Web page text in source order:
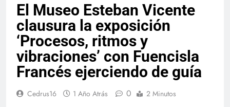
El Museo Esteban Vicente
clausura la exposición
‘Procesos, ritmos y
vibraciones’ con Fuencisla
Francés ejerciendo de guía
Cedrus16 1 Año Atrás 0 2 Minutos